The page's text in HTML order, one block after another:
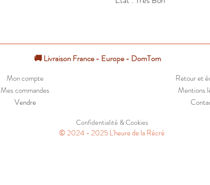
🚚 Livraison France - Europe - DomTom
Mon compte
Mes commandes
Vendre
Retour et
Mentions
© 2024 - 2025 L'heure de la Récré
Confidentialité & Cookies